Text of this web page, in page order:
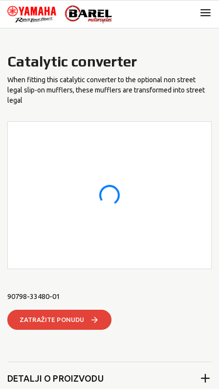
Skip
navigation
Skip
content
Catalytic converter
When fitting this catalytic converter to the optional non street
legal slip-on mufflers, these mufflers are transformed into street
legal
90798-33480-01
ZATRAŽITE PONUDU
DETALJI O PROIZVODU